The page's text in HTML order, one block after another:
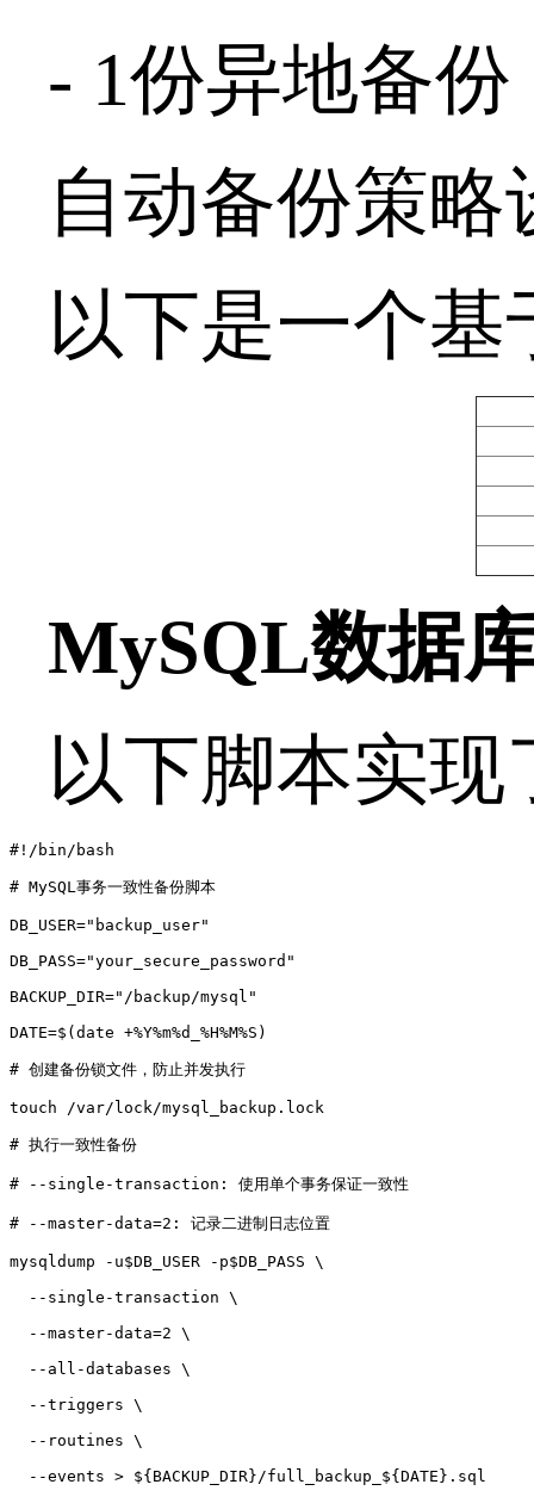
- 1份异地备
自动备份策略
以下是一个
MySQL数据
以下脚本实
#!/bin/bash
# MySQL事务一致性备份脚本
DB_USER="backup_user"
DB_PASS="your_secure_password"
BACKUP_DIR="/backup/mysql"
DATE=$(date +%Y%m%d_%H%M%S)
# 创建备份锁文件，防止并发执行
touch /var/lock/mysql_backup.lock
# 执行一致性备份
# --single-transaction: 使用单个事务保证一致性
# --master-data=2: 记录二进制日志位置
mysqldump -u$DB_USER -p$DB_PASS \
  --single-transaction \
  --master-data=2 \
  --all-databases \
  --triggers \
  --routines \
  --events > ${BACKUP_DIR}/full_backup_${DATE}.sql